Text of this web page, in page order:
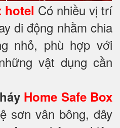
hotel Có nhiều vị trí
di động nhằm chia
nhỏ, phù hợp với
vật dụng cần
Home Safe Box
sơn vân bông, đây